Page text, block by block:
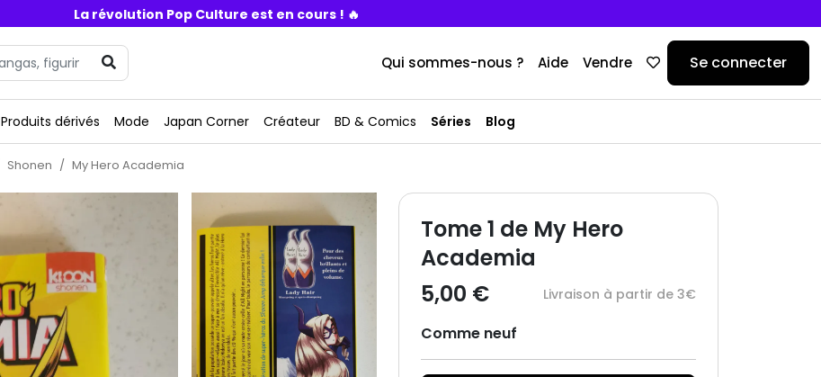
La révolution Pop Culture est en cours ! 🔥
Qui sommes-nous ? Aide Vendre Se connecter
Produits dérivés Mode Japan Corner Créateur BD & Comics Séries Blog
Shonen My Hero Academia
Tome 1 de My Hero
Academia
5,00 €
Livraison à partir de 3€
Comme neuf